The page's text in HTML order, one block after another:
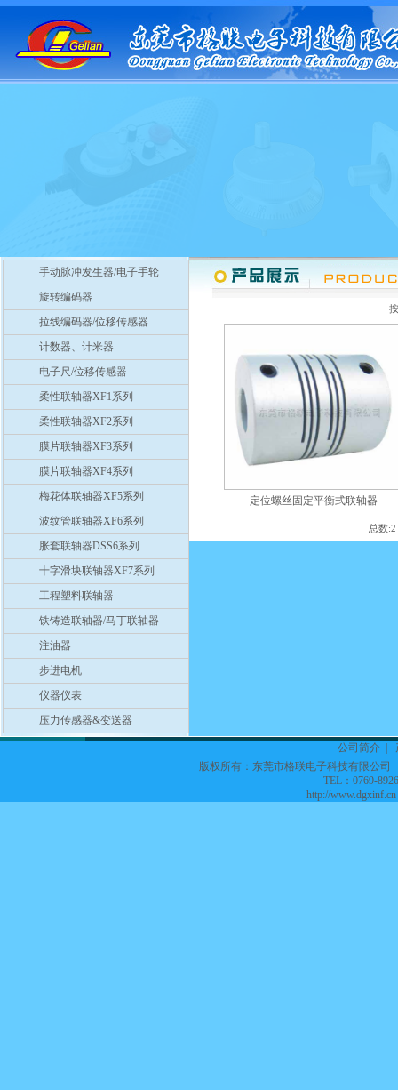
手动脉冲发生器/电子手轮
旋转编码器
拉线编码器/位移传感器
计数器、计米器
电子尺/位移传感器
柔性联轴器XF1系列
柔性联轴器XF2系列
膜片联轴器XF3系列
膜片联轴器XF4系列
梅花体联轴器XF5系列
波纹管联轴器XF6系列
胀套联轴器DSS6系列
十字滑块联轴器XF7系列
工程塑料联轴器
铁铸造联轴器/马丁联轴器
注油器
步进电机
仪器仪表
压力传感器&变送器
定位螺丝固定平衡式联轴器
总数
公司简介|
版权所有：东莞市格联电子科技有限
TEL：0769-
http://